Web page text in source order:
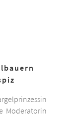
Moderatorin